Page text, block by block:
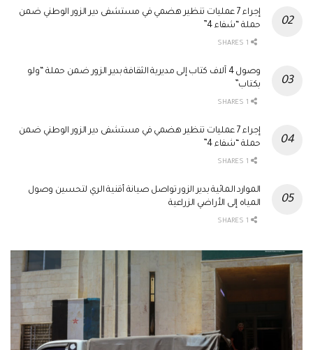
إجراء 7 عمليات تنظير هضمي في مستشفى دير الزور الوطني ضمن
حملة “شفاء 4”
وصول 4 آلاف كتاب إلى مديرية الثقافة بدير الزور ضمن حملة “ولو
بكتاب”
إجراء 7 عمليات تنظير هضمي في مستشفى دير الزور الوطني ضمن
حملة “شفاء 4”
الموارد المائية بدير الزور تواصل صيانة أقنية الري لتحسين وصول
المياه إلى الأراضي الزراعية